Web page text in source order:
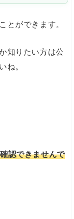
とができます。
知りたい方は公
ね。
認できませんで